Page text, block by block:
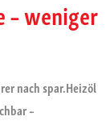
– weniger
nach spar.Heizöl
–